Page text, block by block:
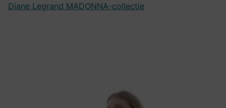
Diane Legrand MADONNA-collectie